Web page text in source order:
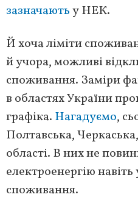
зазначаютьу НЕК.
Й хоча ліміти
й учора, можливі
споживання. Заміри
в областях України
графіка. Нагадуємо,
Полтавська,
області. В них не
електроенергію навіть
споживання.